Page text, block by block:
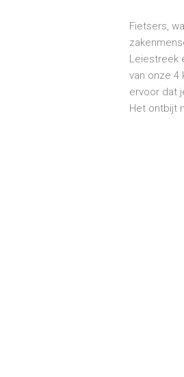
Fietsers,
Leiestreek
van onze 4
ervoor dat
Het ontbijt